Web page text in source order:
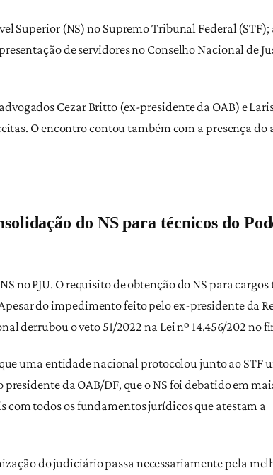
Superior (NS) no Supremo Tribunal Federal (STF);
de servidores no Conselho Nacional de
Cezar Britto (ex-presidente da OAB) e
O encontro contou também com a presença
do NS para técnicos do
no PJU. O requisito de obtenção do NS para cargos
do impedimento feito pelo ex-presidente da
derrubou o veto 51/2022 na Lei nº 14.456/202 no
uma entidade nacional protocolou junto ao STF
da OAB/DF, que o NS foi debatido em
com todos os fundamentos jurídicos que atestam a
do judiciário passa necessariamente pela